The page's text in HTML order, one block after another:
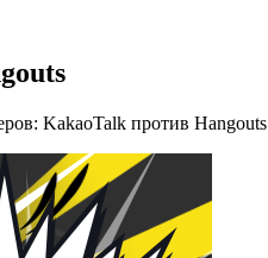
KakaoTalk против Hangouts